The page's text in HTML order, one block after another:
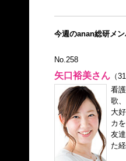
今週のanan総研メ
No.258
矢口裕美さん（31
看
歌
大
カ
友
た